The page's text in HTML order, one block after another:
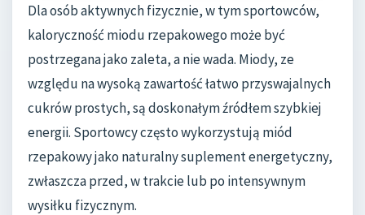
Dla osób aktywnych fizycznie, w tym sportowców,
kaloryczność miodu rzepakowego może być
postrzegana jako zaleta, a nie wada. Miody, ze
względu na wysoką zawartość łatwo przyswajalnych
cukrów prostych, są doskonałym źródłem szybkiej
energii. Sportowcy często wykorzystują miód
rzepakowy jako naturalny suplement energetyczny,
zwłaszcza przed, w trakcie lub po intensywnym
wysiłku fizycznym.